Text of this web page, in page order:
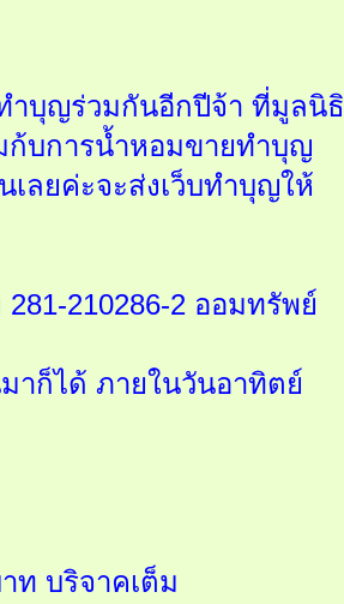
ำบุญร่วมกันอีกปีจ้า ที่มูลนิธิ
ก้บการน้ำหอมขายทำบุญ
เลยค่ะจะส่งเว็บทำบุญให้
210286-2 ออมทรัพย์
าก็ได้ ภายในวันอาทิตย์
ท บริจาคเต็ม